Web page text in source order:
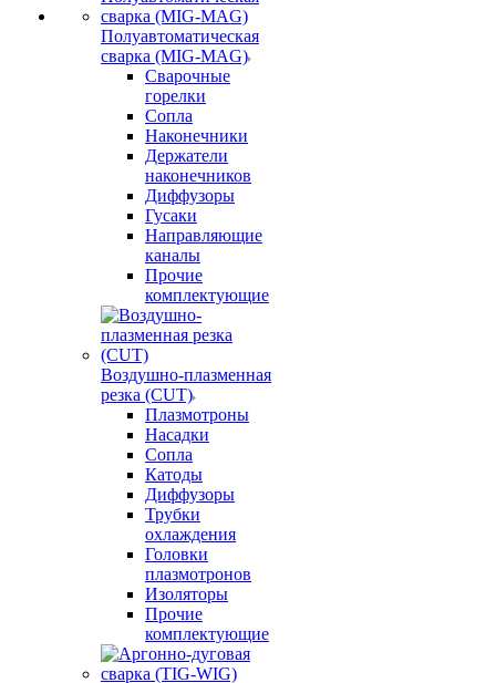
Полуавтоматическая
сварка (MIG-MAG)
Сварочные
горелки
Сопла
Наконечники
Держатели
наконечников
Диффузоры
Гусаки
Направляющие
каналы
Прочие
комплектующие
Воздушно-плазменная
резка (CUT)
Плазмотроны
Насадки
Сопла
Катоды
Диффузоры
Трубки
охлаждения
Головки
плазмотронов
Изоляторы
Прочие
комплектующие